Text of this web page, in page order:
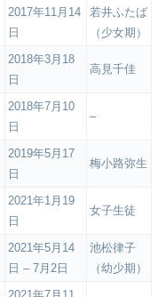
2017年11月14
日
若井ふたば
（少女期）
2018年3月18
日
高見千佳
2018年7月10
日
–
2019年5月17
日
梅小路弥生
2021年1月19
日
女子生徒
2021年5月14
日 – 7月2日
池松律子
（幼少期）